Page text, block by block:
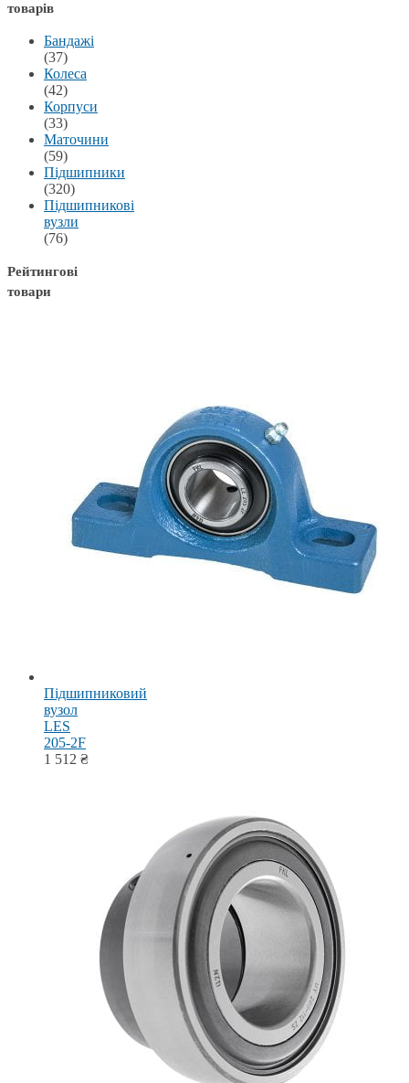
товарів
Бандажі
(37)
Колеса
(42)
Корпуси
(33)
Маточини
(59)
Підшипники
(320)
Підшипникові
вузли
(76)
Рейтингові
товари
Підшипниковий
вузол
LES
205-2F
1 512 ₴